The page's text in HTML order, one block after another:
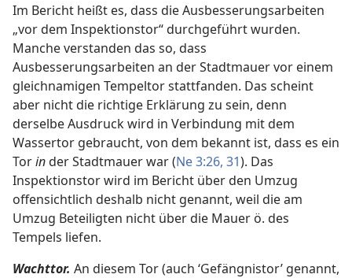
Im Bericht heißt es, dass die Ausbesserungsarbeiten
„vor dem Inspektionstor“ durchgeführt wurden.
Manche verstanden das so, dass
Ausbesserungsarbeiten an der Stadtmauer vor einem
gleichnamigen Tempeltor stattfanden. Das scheint
aber nicht die richtige Erklärung zu sein, denn
derselbe Ausdruck wird in Verbindung mit dem
Wassertor gebraucht, von dem bekannt ist, dass es ein
Torinder Stadtmauer war (Ne 3:26, 31). Das
Inspektionstor wird im Bericht über den Umzug
offensichtlich deshalb nicht genannt, weil die am
Umzug Beteiligten nicht über die Mauer ö. des
Tempels liefen.
Wachttor. An diesem Tor (auch ‘Gefängnistor’ genannt,